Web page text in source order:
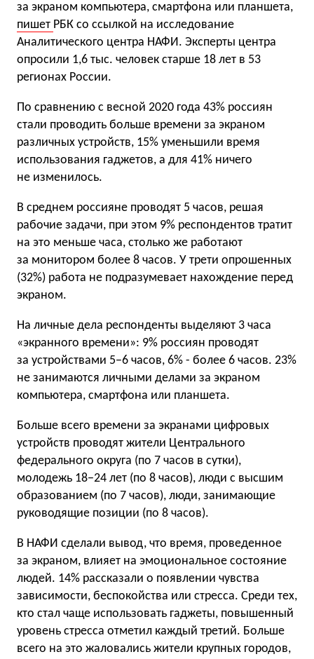
за экраном компьютера, смартфона или планшета,
пишет РБК со ссылкой на исследование
Аналитического центра НАФИ. Эксперты центра
опросили 1,6 тыс. человек старше 18 лет в 53
регионах России.
По сравнению с весной 2020 года 43% россиян
стали проводить больше времени за экраном
различных устройств, 15% уменьшили время
использования гаджетов, а для 41% ничего
не изменилось.
В среднем россияне проводят 5 часов, решая
рабочие задачи, при этом 9% респондентов тратит
на это меньше часа, столько же работают
за монитором более 8 часов. У трети опрошенных
(32%) работа не подразумевает нахождение перед
экраном.
На личные дела респонденты выделяют 3 часа
«экранного времени»: 9% россиян проводят
за устройствами 5−6 часов, 6% - более 6 часов. 23%
не занимаются личными делами за экраном
компьютера, смартфона или планшета.
Больше всего времени за экранами цифровых
устройств проводят жители Центрального
федерального округа (по 7 часов в сутки),
молодежь 18−24 лет (по 8 часов), люди с высшим
образованием (по 7 часов), люди, занимающие
руководящие позиции (по 8 часов).
В НАФИ сделали вывод, что время, проведенное
за экраном, влияет на эмоциональное состояние
людей. 14% рассказали о появлении чувства
зависимости, беспокойства или стресса. Среди тех,
кто стал чаще использовать гаджеты, повышенный
уровень стресса отметил каждый третий. Больше
всего на это жаловались жители крупных городов,